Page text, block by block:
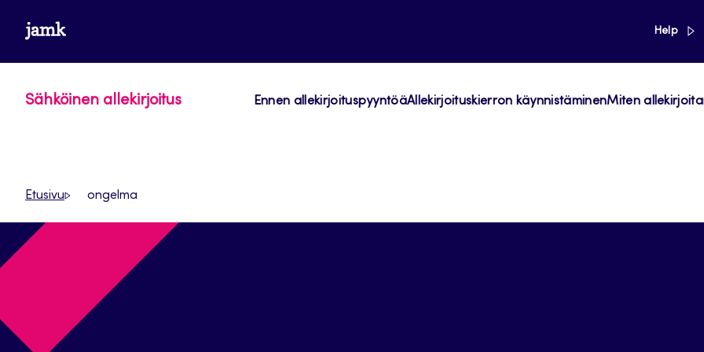
suoraan
sisältöön
www.jamk.fi Help
Sähköinen allekirjoitus Ennen allekirjoituspyyntöäAllekirjoituskierron käynnistäminenMiten
Etusivu ongelma